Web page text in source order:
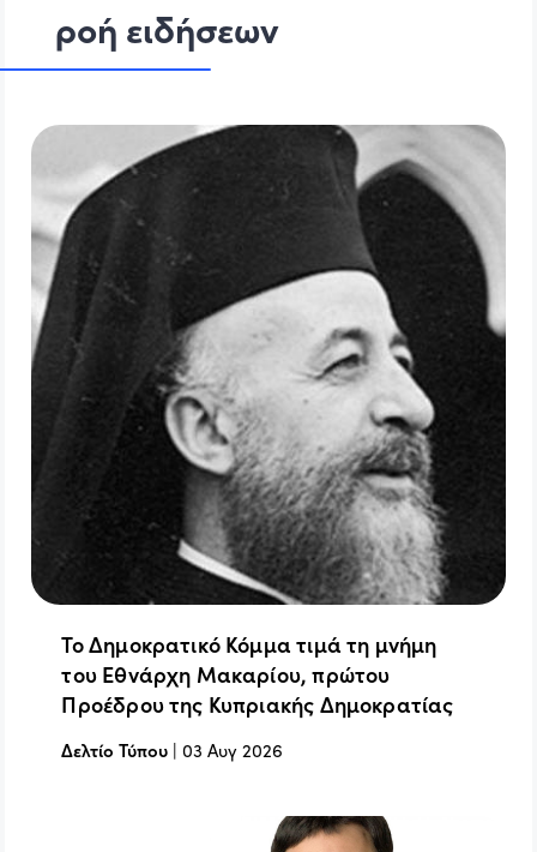
ροή ειδήσεων
Το Δημοκρατικό Κόμμα τιμά τη μνήμη
του Εθνάρχη Μακαρίου, πρώτου
Προέδρου της Κυπριακής Δημοκρατίας
Δελτίο Τύπου |03 Αυγ 2026